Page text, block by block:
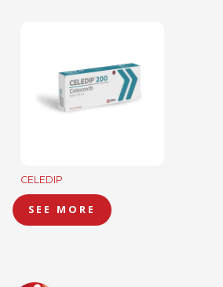
CELEDIP
SEE MORE